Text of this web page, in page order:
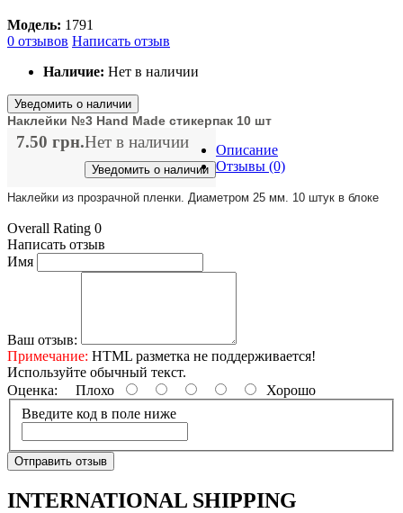
Модель: 1791
0 отзывов Написать отзыв
Наличие: Нет в наличии
Уведомить о наличии
Наклейки №3 Hand Made стикерпак 10 шт
7.50 грн.Нет в наличии
Уведомить о наличии
Описание
Отзывы (0)
Наклейки из прозрачной пленки. Диаметром 25 мм. 10 штук в блоке
Overall Rating 0
Написать отзыв
Имя
Ваш отзыв:
Примечание: HTML разметка не поддерживается!
Используйте обычный текст.
Оценка: Плохо
Хорошо
Введите код в поле ниже
Отправить отзыв
INTERNATIONAL SHIPPING